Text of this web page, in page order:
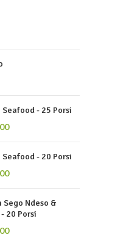
- 25 Porsi
- 20 Porsi
Sego Ndeso &
20 Porsi